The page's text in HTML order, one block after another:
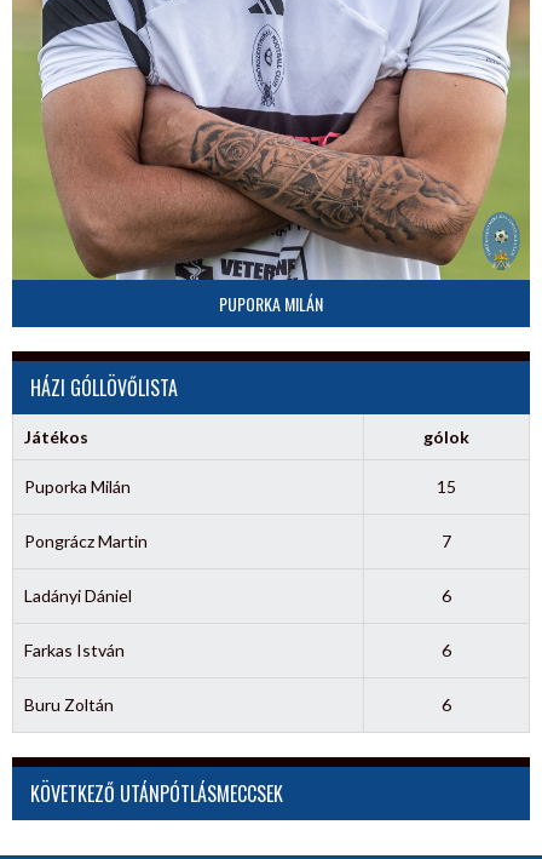
PUPORKA MILÁN
HÁZI GÓLLÖVŐLISTA
Játékos gólok
Puporka Milán 15
Pongrácz Martin 7
Ladányi Dániel 6
Farkas István 6
Buru Zoltán 6
KÖVETKEZŐ UTÁNPÓTLÁSMECCSEK